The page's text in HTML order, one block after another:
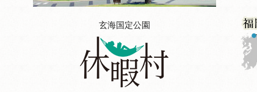
玄海国定公園